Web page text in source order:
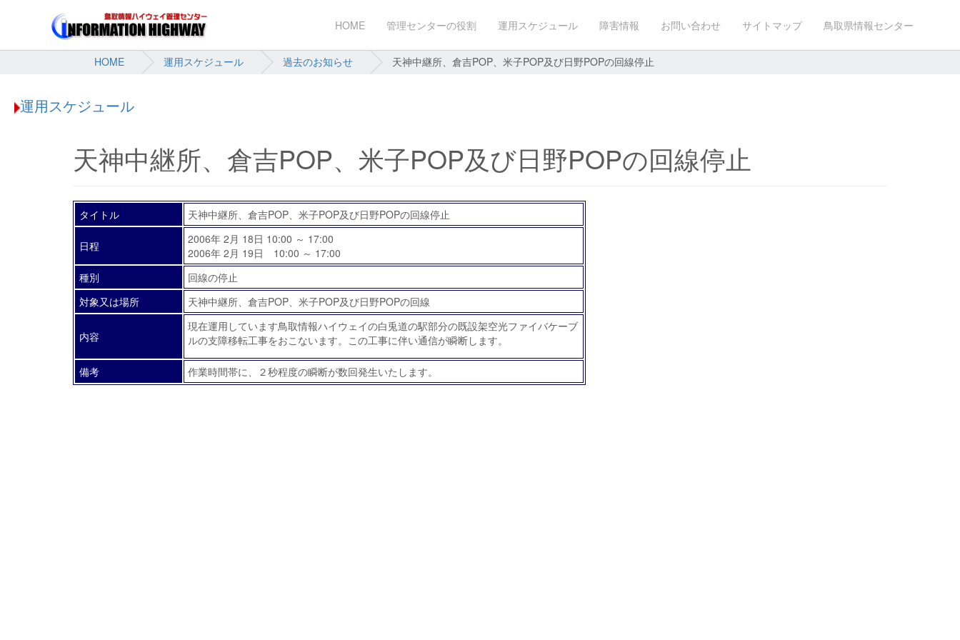
鳥取県情報センター
HOME 管理センターの役割 運用スケジュール 障害情報 お問い合わせ サイトマップ
HOME 運用スケジュール 過去のお知らせ 天神中継所、倉吉POP、米子POP及び日野POPの回線停止
運用スケジュール
天神中継所、倉吉POP、米子POP及び日野POPの回線停止
タイトル 天神中継所、倉吉POP、米子POP及び日野POPの回線停止
日程
2006年 2月 18日 10:00 ～ 17:00
2006年 2月 19日 10:00 ～ 17:00
種別
回線の停止
対象又は場所
天神中継所、倉吉POP、米子POP及び日野POPの回線
内容
現在運用しています鳥取情報ハイウェイの白兎道の駅部分の既設架空光ファイバケーブ
ルの支障移転工事をおこないます。この工事に伴い通信が瞬断します。
備考 作業時間帯に、２秒程度の瞬断が数回発生いたします。